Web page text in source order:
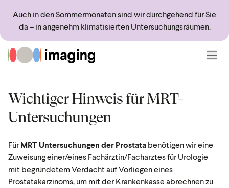
Auch in den Sommermonaten sind wir durchgehend für Sie
da – in angenehm klimatisierten Untersuchungsräumen.
Sprungmarken
Zur Startseite
Wichtiger Hinweis für MRT-
Untersuchungen
Für MRT Untersuchungen der Prostata benötigen wir eine
Zuweisung einer/eines Fachärztin/Facharztes für Urologie
mit begründetem Verdacht auf Vorliegen eines
Prostatakarzinoms, um mit der Krankenkasse abrechnen zu